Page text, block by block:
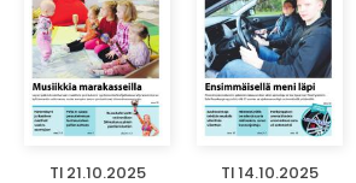
TI 21.10.2025 TI 14.10.2025